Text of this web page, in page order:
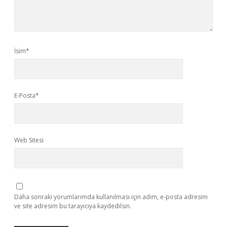
İsim*
E-Posta*
Web Sitesi
Daha sonraki yorumlarımda kullanılması için adım, e-posta adresim
ve site adresim bu tarayıcıya kaydedilsin.